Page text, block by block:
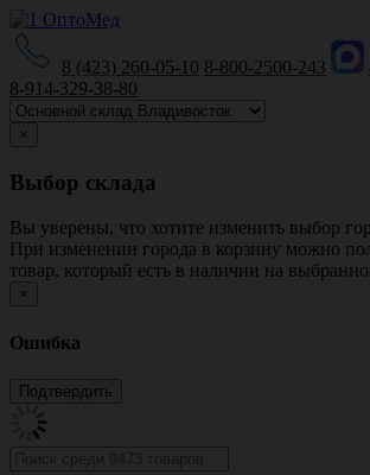
8 (423) 260-05-10 8-800-2500-243
8-914-329-38-80
×
Выбор склада
Вы уверены, что хотите изменить выбор
При изменении города в корзину можно
товар, который есть в наличии на
×
Ошибка